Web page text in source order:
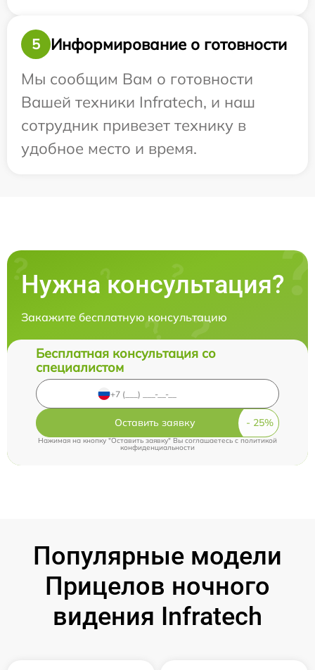
5
Информирование о готовности
Мы сообщим Вам о готовности
Вашей техники Infratech, и наш
сотрудник привезет технику в
удобное место и время.
Нужна консультация?
Закажите бесплатную консультацию
Бесплатная консультация со
специалистом
Оставить заявку
Нажимая на кнопку "Оставить заявку" Вы соглашаетесь cполитикой
конфиденциальности
Популярные модели
Прицелов ночного
видения Infratech